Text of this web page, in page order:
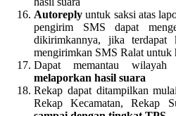
Autoreply untuk saksi atas
pengirim SMS dapat
dikirimkannya, jika terdapat
mengirimkan SMS Ralat untuk
Dapat memantau
melaporkan hasil suara
Rekap dapat ditampilkan
Rekap Kecamatan, Rekap